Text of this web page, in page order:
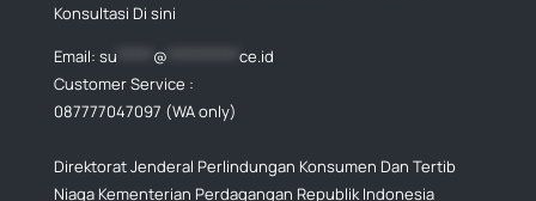
Konsultasi Di sini
Email: su @
ce.id
Customer Service :
087777047097 (WA only)
Direktorat Jenderal Perlindungan Konsumen Dan Tertib
Niaga Kementerian Perdagangan Republik Indonesia